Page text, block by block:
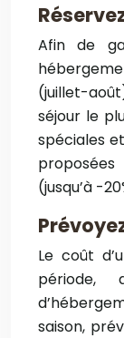
Afin de
(juillet-
séjour le
spéciales
(jusqu’à -
Le coût
saison,